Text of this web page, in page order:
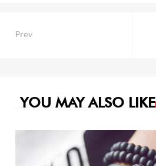
Navegación
Prev
YOU MAY ALSO LIKE